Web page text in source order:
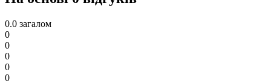
0.0 загалом
0
0
0
0
0